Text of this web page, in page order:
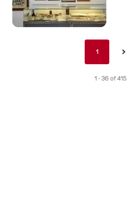
1
1 ›
1 - 36 of 415